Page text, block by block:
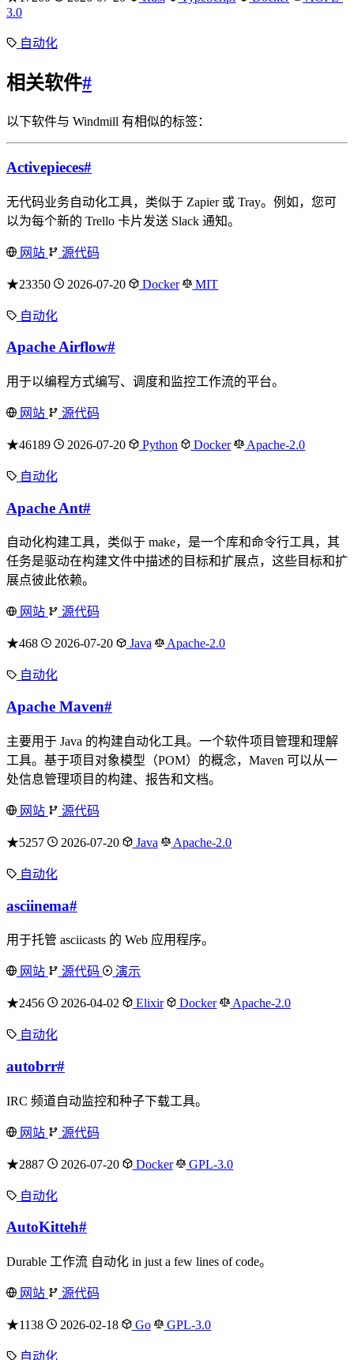
3.0
自动化
相关软件#
以下软件与 Windmill 有相似的标签：
Activepieces#
无代码业务自动化工具，类似于 Zapier 或 Tray。例如，您可
以为每个新的 Trello 卡片发送 Slack 通知。
网站 源代码
★23350 2026-07-20 Docker MIT
自动化
Apache Airflow#
用于以编程方式编写、调度和监控工作流的平台。
网站 源代码
★46189 2026-07-20 Python Docker Apache-2.0
自动化
Apache Ant#
自动化构建工具，类似于 make，是一个库和命令行工具，其
任务是驱动在构建文件中描述的目标和扩展点，这些目标和扩
展点彼此依赖。
网站 源代码
★468 2026-07-20 Java Apache-2.0
自动化
Apache Maven#
主要用于 Java 的构建自动化工具。一个软件项目管理和理解
工具。基于项目对象模型（POM）的概念，Maven 可以从一
处信息管理项目的构建、报告和文档。
网站 源代码
★5257 2026-07-20 Java Apache-2.0
自动化
asciinema#
用于托管 asciicasts 的 Web 应用程序。
网站 源代码 演示
★2456 2026-04-02 Elixir Docker Apache-2.0
自动化
autobrr#
IRC 频道自动监控和种子下载工具。
网站 源代码
★2887 2026-07-20 Docker GPL-3.0
自动化
AutoKitteh#
Durable 工作流 自动化 in just a few lines of code。
网站 源代码
★1138 2026-02-18 Go GPL-3.0
自动化